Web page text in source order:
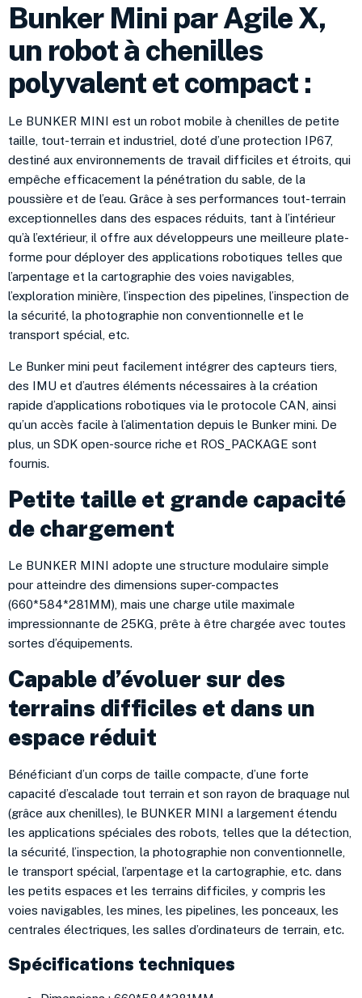
Bunker Mini par Agile X,
un robot à chenilles
polyvalent et compact :
Le BUNKER MINI est un robot mobile à chenilles de petite
taille, tout-terrain et industriel, doté d’une protection IP67,
destiné aux environnements de travail difficiles et étroits, qui
empêche efficacement la pénétration du sable, de la
poussière et de l’eau. Grâce à ses performances tout-terrain
exceptionnelles dans des espaces réduits, tant à l’intérieur
qu’à l’extérieur, il offre aux développeurs une meilleure plate-
forme pour déployer des applications robotiques telles que
l’arpentage et la cartographie des voies navigables,
l’exploration minière, l’inspection des pipelines, l’inspection de
la sécurité, la photographie non conventionnelle et le
transport spécial, etc.
Le Bunker mini peut facilement intégrer des capteurs tiers,
des IMU et d’autres éléments nécessaires à la création
rapide d’applications robotiques via le protocole CAN, ainsi
qu’un accès facile à l’alimentation depuis le Bunker mini. De
plus, un SDK open-source riche et ROS_PACKAGE sont
fournis.
Petite taille et grande capacité
de chargement
Le BUNKER MINI adopte une structure modulaire simple
pour atteindre des dimensions super-compactes
(660*584*281MM), mais une charge utile maximale
impressionnante de 25KG, prête à être chargée avec toutes
sortes d’équipements.
Capable d’évoluer sur des
terrains difficiles et dans un
espace réduit
Bénéficiant d’un corps de taille compacte, d’une forte
capacité d’escalade tout terrain et son rayon de braquage nul
(grâce aux chenilles), le BUNKER MINI a largement étendu
les applications spéciales des robots, telles que la détection,
la sécurité, l’inspection, la photographie non conventionnelle,
le transport spécial, l’arpentage et la cartographie, etc. dans
les petits espaces et les terrains difficiles, y compris les
voies navigables, les mines, les pipelines, les ponceaux, les
centrales électriques, les salles d’ordinateurs de terrain, etc.
Spécifications techniques